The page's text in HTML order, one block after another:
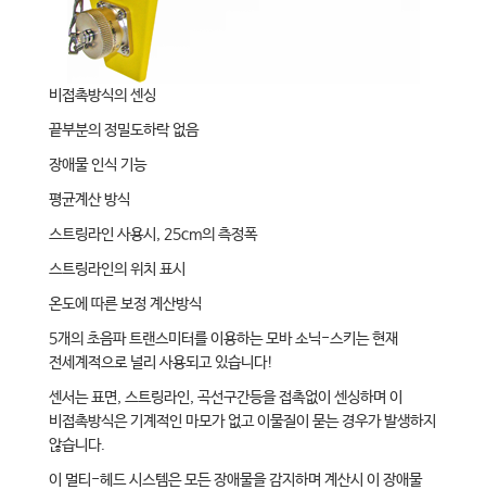
비접촉방식의 센싱
끝부분의 정밀도하락 없음
장애물 인식 기능
평균계산 방식
스트링라인 사용시, 25cm의 측정폭
스트링라인의 위치 표시
온도에 따른 보정 계산방식
5개의 초음파 트랜스미터를 이용하는 모바 소닉-스키는 현재
전세계적으로 널리 사용되고 있습니다!
센서는 표면, 스트링라인, 곡선구간등을 접촉없이 센싱하며 이
비접촉방식은 기계적인 마모가 없고 이물질이 묻는 경우가 발생하지
않습니다.
이 멀티-헤드 시스템은 모든 장애물을 감지하며 계산시 이 장애물